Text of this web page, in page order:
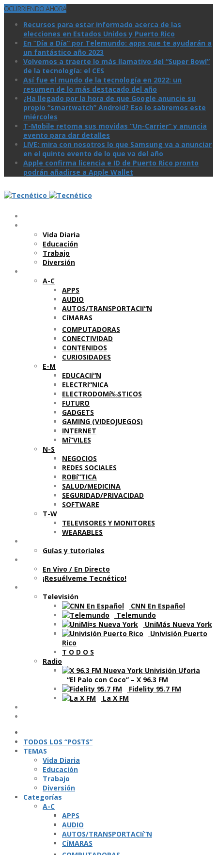
OCURRIENDO AHORA
Recursos para estar informado acerca de las
elecciones en Estados Unidos y Puerto Rico
En “Día a Día” por Telemundo: apps que te ayudarán a
un fantástico año 2023
Volvemos a traerte lo más llamativo del “Super Bowl”
de la tecnologí­a: el CES
Así­ fue el mundo de la tecnologí­a en 2022: un
resumen de lo más destacado del año
¿Ha llegado por la hora de que Google anuncie su
propio “smartwatch” Android? Eso lo sabremos este
miércoles
T-Mobile retoma sus movidas “Un-Carrier” y anuncia
evento para dar detalles
LIVE: mira con nosotros lo que Samsung va a anunciar
en el quinto evento de lo que va del año
Apple confirma licencia e ID de Puerto Rico pronto
podrán añadirse a Apple Wallet
Vida Diaria
Educación
Trabajo
Diversión
A-C
APPS
AUDIO
AUTOS/TRANSPORTACIí“N
CíMARAS
COMPUTADORAS
CONECTIVIDAD
CONTENIDOS
CURIOSIDADES
E-M
EDUCACIí“N
ELECTRí“NICA
ELECTRODOMí‰STICOS
FUTURO
GADGETS
GAMING (VIDEOJUEGOS)
INTERNET
Mí“VILES
N-S
NEGOCIOS
REDES SOCIALES
ROBí“TICA
SALUD/MEDICINA
SEGURIDAD/PRIVACIDAD
SOFTWARE
T-W
TELEVISORES Y MONITORES
WEARABLES
Guí­as y tutoriales
En Vivo / En Directo
¡Resuélveme Tecnético!
Televisión
CNN En Español
Telemundo
UniMás Nueva York
Univisión Puerto
Rico
T O D O S
Radio
“El Palo con Coco” – X 96.3 FM
Fidelity 95.7 FM
La X FM
TODOS LOS “POSTS”
TEMAS
Vida Diaria
Educación
Trabajo
Diversión
Categorí­as
A-C
APPS
AUDIO
AUTOS/TRANSPORTACIí“N
CíMARAS